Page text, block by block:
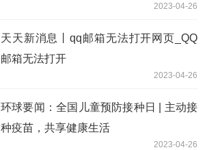
2023-04-26
天天新消息丨qq邮箱无法打开网页_QQ
邮箱无法打开
2023-04-26
环球要闻：全国儿童预防接种日 | 主动接
种疫苗，共享健康生活
2023-04-26